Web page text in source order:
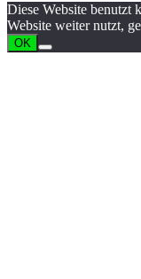
Diese Website benutzt
Website weiter nutzt,
OK